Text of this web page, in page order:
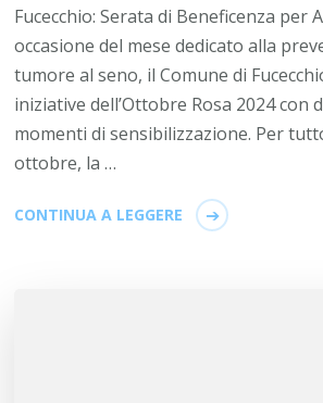
Fucecchio: Serata di Beneficenza per
occasione del mese dedicato alla
tumore al seno, il Comune di
iniziative dell’Ottobre Rosa 2024 con
momenti di sensibilizzazione. Per
ottobre, la …
CONTINUA A LEGGERE